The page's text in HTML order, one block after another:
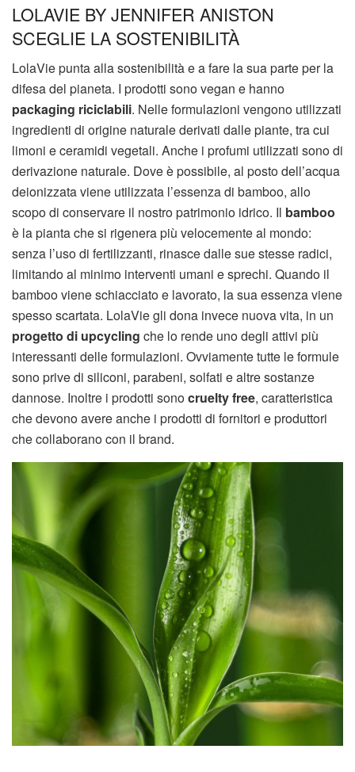
LOLAVIE BY JENNIFER ANISTON
SCEGLIE LA SOSTENIBILITÀ
LolaVie punta alla sostenibilità e a fare la sua parte per la
difesa del pianeta. I prodotti sono vegan e hanno
packaging riciclabili. Nelle formulazioni vengono utilizzati
ingredienti di origine naturale derivati dalle piante, tra cui
limoni e ceramidi vegetali. Anche i profumi utilizzati sono di
derivazione naturale. Dove è possibile, al posto dell’acqua
deionizzata viene utilizzata l’essenza di bamboo, allo
scopo di conservare il nostro patrimonio idrico. Il bamboo
è la pianta che si rigenera più velocemente al mondo:
senza l’uso di fertilizzanti, rinasce dalle sue stesse radici,
limitando al minimo interventi umani e sprechi. Quando il
bamboo viene schiacciato e lavorato, la sua essenza viene
spesso scartata. LolaVie gli dona invece nuova vita, in un
progetto di upcycling che lo rende uno degli attivi più
interessanti delle formulazioni. Ovviamente tutte le formule
sono prive di siliconi, parabeni, solfati e altre sostanze
dannose. Inoltre i prodotti sonocruelty free, caratteristica
che devono avere anche i prodotti di fornitori e produttori
che collaborano con il brand.